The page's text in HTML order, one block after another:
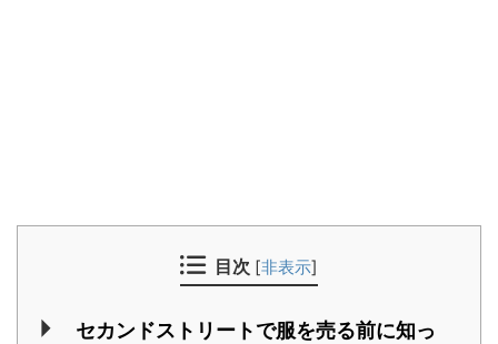
目次 [非表示]
セカンドストリートで服を売る前に知っ